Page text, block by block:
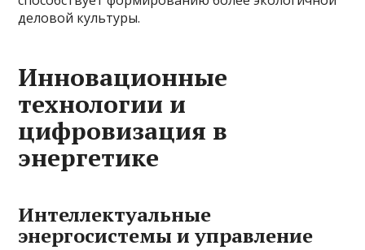
деловой культуры.
Инновационные
технологии и
цифровизация в
энергетике
Интеллектуальные
энергосистемы и управление